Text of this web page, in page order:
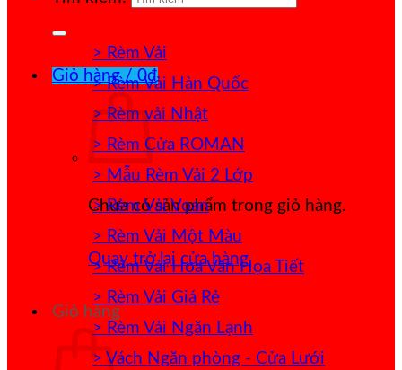
Giỏ hàng /0₫
Chưa có sản phẩm trong giỏ hàng.
Quay trở lại cửa hàng
Giỏ hàng
> Rèm Vải
> Rèm Vải Hàn Quốc
> Rèm vải Nhật
> Rèm Cửa ROMAN
> Mẫu Rèm Vải 2 Lớp
> Rèm Vải Voan
> Rèm Vải Một Màu
> Rèm Vải Hoa Văn Họa Tiết
> Rèm Vải Giá Rẻ
> Rèm Vải Ngăn Lạnh
> Vách Ngăn phòng - Cửa Lưới